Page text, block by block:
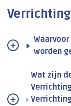
worden
Wat zijn